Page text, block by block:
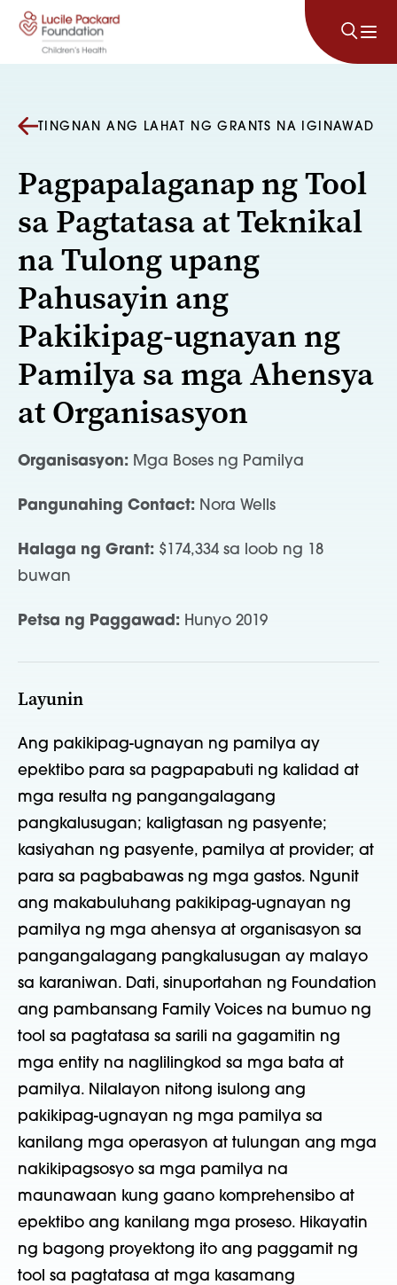
Lumaktaw sa nilalaman
TINGNAN ANG LAHAT NG GRANTS NA IGINAWAD
Pagpapalaganap ng Tool
sa Pagtatasa at Teknikal
na Tulong upang
Pahusayin ang
Pakikipag-ugnayan ng
Pamilya sa mga Ahensya
at Organisasyon
Organisasyon: Mga Boses ng Pamilya
Pangunahing Contact: Nora Wells
Halaga ng Grant: $174,334 sa loob ng 18
buwan
Petsa ng Paggawad: Hunyo 2019
Layunin
Ang pakikipag-ugnayan ng pamilya ay
epektibo para sa pagpapabuti ng kalidad at
mga resulta ng pangangalagang
pangkalusugan; kaligtasan ng pasyente;
kasiyahan ng pasyente, pamilya at provider; at
para sa pagbabawas ng mga gastos. Ngunit
ang makabuluhang pakikipag-ugnayan ng
pamilya ng mga ahensya at organisasyon sa
pangangalagang pangkalusugan ay malayo
sa karaniwan. Dati, sinuportahan ng Foundation
ang pambansang Family Voices na bumuo ng
tool sa pagtatasa sa sarili na gagamitin ng
mga entity na naglilingkod sa mga bata at
pamilya. Nilalayon nitong isulong ang
pakikipag-ugnayan ng mga pamilya sa
kanilang mga operasyon at tulungan ang mga
nakikipagsosyo sa mga pamilya na
maunawaan kung gaano komprehensibo at
epektibo ang kanilang mga proseso. Hikayatin
ng bagong proyektong ito ang paggamit ng
tool sa pagtatasa at mga kasamang